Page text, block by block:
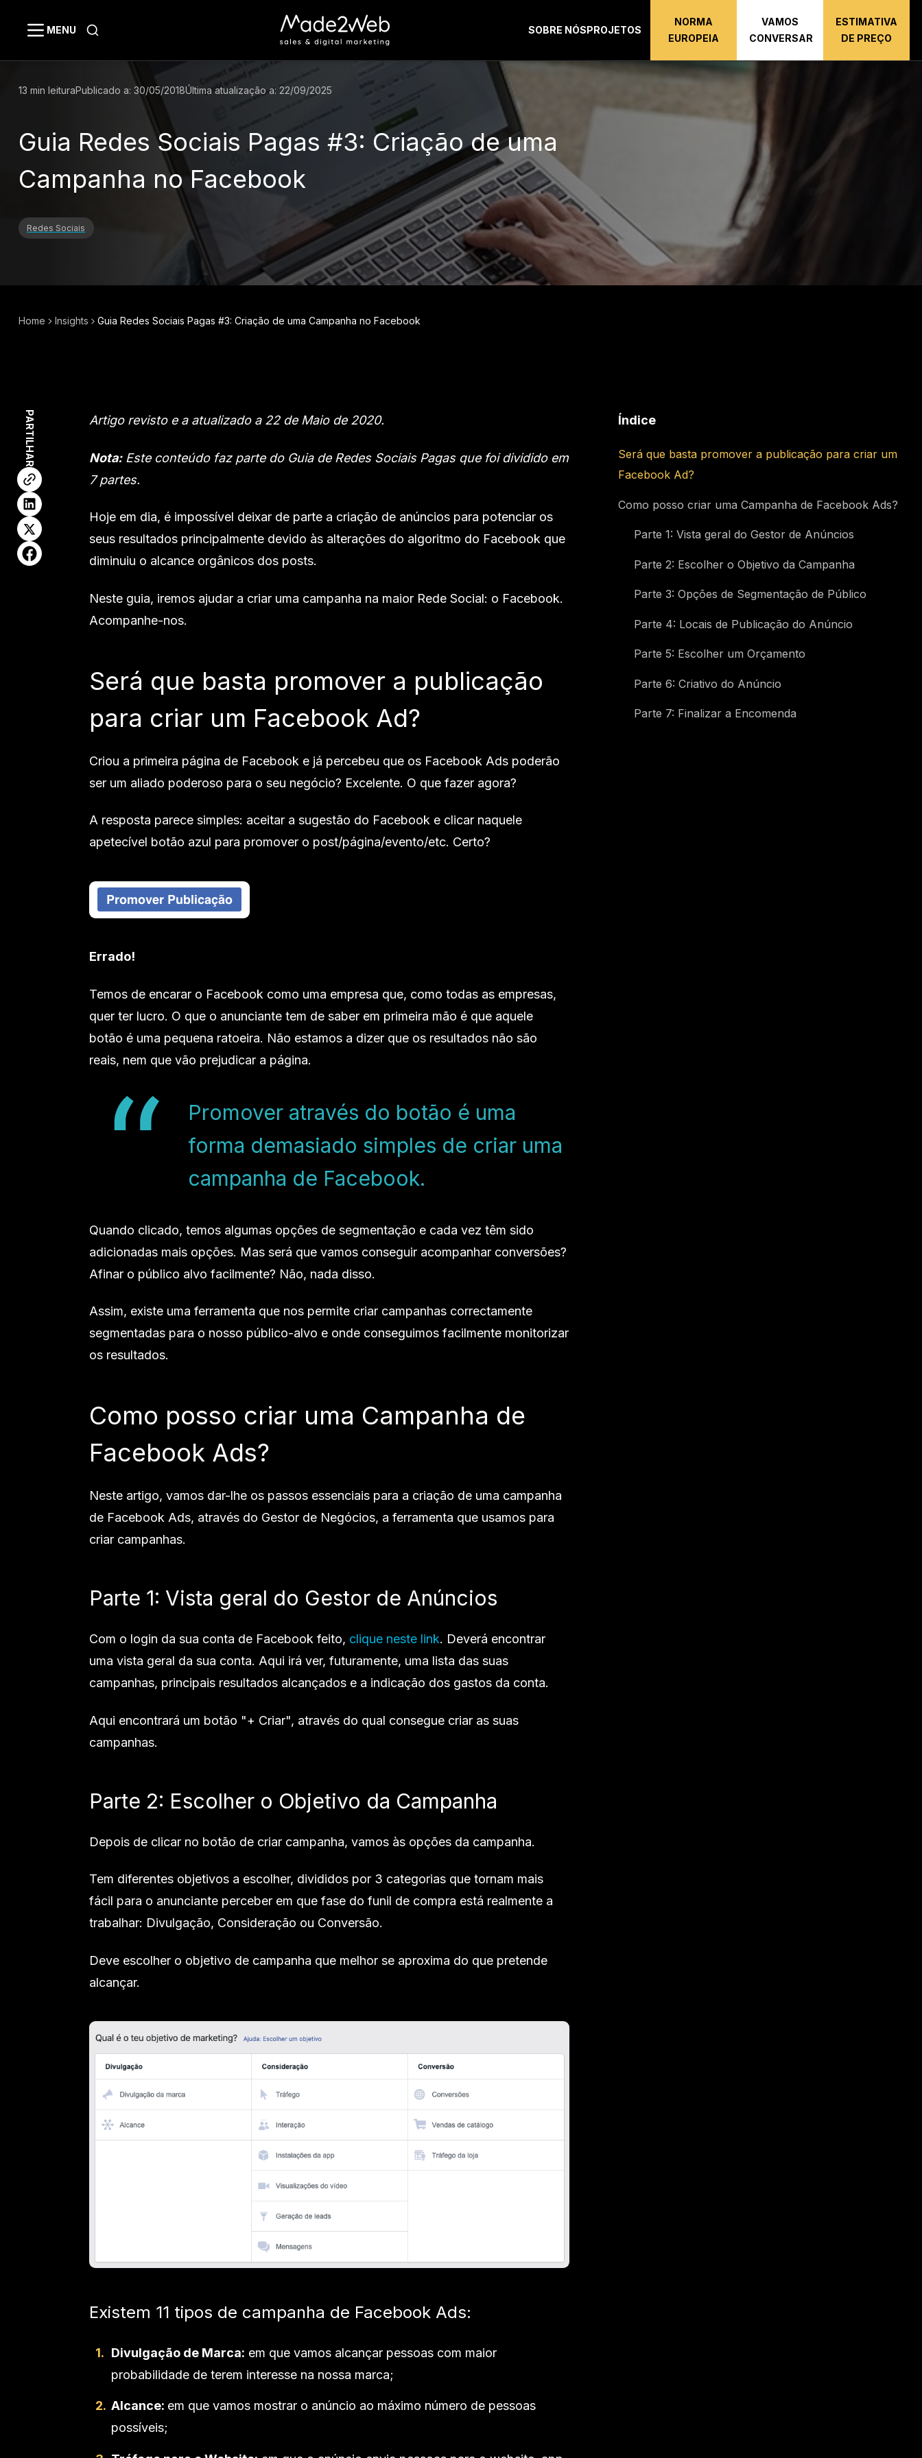
MENU SOBRE NÓSPROJETOS
VAMOS
CONVERSAR
NORMA
EUROPEIA
ESTIMATIVA
DE PREÇO
13 min leituraPublicado a: 30/05/2018Última atualização a: 22/09/2025
Guia Redes Sociais Pagas #3: Criação de uma
Campanha no Facebook
Redes Sociais
Home Insights Guia Redes Sociais Pagas #3: Criação de uma Campanha no Facebook
PARTILHAR Artigo revisto e a atualizado a 22 de Maio de 2020.
Nota:Este conteúdo faz parte do Guia de Redes Sociais Pagas que foi dividido em
7 partes.
Hoje em dia, é impossível deixar de parte a criação de anúncios para potenciar os
seus resultados principalmente devido às alterações do algoritmo do Facebook que
diminuiu o alcance orgânicos dos posts.
Neste guia, iremos ajudar a criar uma campanha na maior Rede Social: o Facebook.
Acompanhe-nos.
Será que basta promover a publicação
para criar um Facebook Ad?
Criou a primeira página de Facebook e já percebeu que os Facebook Ads poderão
ser um aliado poderoso para o seu negócio? Excelente. O que fazer agora?
A resposta parece simples: aceitar a sugestão do Facebook e clicar naquele
apetecível botão azul para promover o post/página/evento/etc. Certo?
Errado!
Temos de encarar o Facebook como uma empresa que, como todas as empresas,
quer ter lucro. O que o anunciante tem de saber em primeira mão é que aquele
botão é uma pequena ratoeira. Não estamos a dizer que os resultados não são
reais, nem que vão prejudicar a página.
Promover através do botão é uma
forma demasiado simples de criar uma
campanha de Facebook.
Quando clicado, temos algumas opções de segmentação e cada vez têm sido
adicionadas mais opções. Mas será que vamos conseguir acompanhar conversões?
Afinar o público alvo facilmente? Não, nada disso.
Assim, existe uma ferramenta que nos permite criar campanhas correctamente
segmentadas para o nosso público-alvo e onde conseguimos facilmente monitorizar
os resultados.
Como posso criar uma Campanha de
Facebook Ads?
Neste artigo, vamos dar-lhe os passos essenciais para a criação de uma campanha
de Facebook Ads, através do Gestor de Negócios, a ferramenta que usamos para
criar campanhas.
Parte 1: Vista geral do Gestor de Anúncios
Com o login da sua conta de Facebook feito, clique neste link. Deverá encontrar
uma vista geral da sua conta. Aqui irá ver, futuramente, uma lista das suas
campanhas, principais resultados alcançados e a indicação dos gastos da conta.
Aqui encontrará um botão "+ Criar", através do qual consegue criar as suas
campanhas.
Parte 2: Escolher o Objetivo da Campanha
Depois de clicar no botão de criar campanha, vamos às opções da campanha.
Tem diferentes objetivos a escolher, divididos por 3 categorias que tornam mais
fácil para o anunciante perceber em que fase do funil de compra está realmente a
trabalhar: Divulgação, Consideração ou Conversão.
Deve escolher o objetivo de campanha que melhor se aproxima do que pretende
alcançar.
Existem 11 tipos de campanha de Facebook Ads:
Divulgação de Marca: em que vamos alcançar pessoas com maior
probabilidade de terem interesse na nossa marca;
Alcance: em que vamos mostrar o anúncio ao máximo número de pessoas
possíveis;
Índice
Será que basta promover a publicação para criar um
Facebook Ad?
Como posso criar uma Campanha de Facebook Ads?
Parte 1: Vista geral do Gestor de Anúncios
Parte 2: Escolher o Objetivo da Campanha
Parte 3: Opções de Segmentação de Público
Parte 4: Locais de Publicação do Anúncio
Parte 5: Escolher um Orçamento
Parte 6: Criativo do Anúncio
Parte 7: Finalizar a Encomenda